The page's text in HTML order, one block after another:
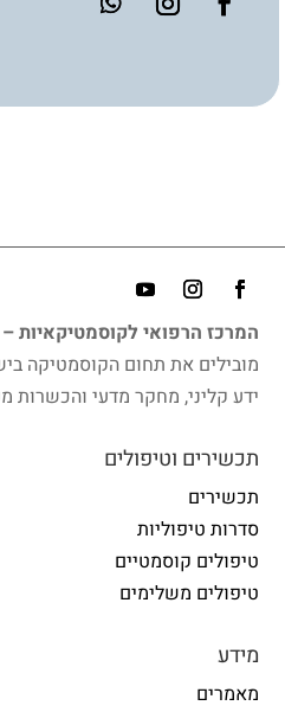
המרכז הרפואי לקוסמטיקאיות –
ידע קליני, מחקר מדעי והכשרות
תכשירים וטיפולים
תכשירים
סדרות טיפוליות
טיפולים קוסמטיים
טיפולים משלימים
מידע
מאמרים